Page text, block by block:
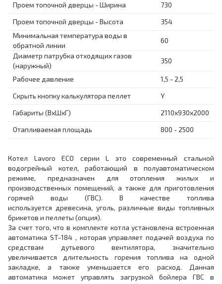
Проем топочной дверцы - Ширина
730
Проем топочной дверцы - Высота
354
Минимальная температура воды в
обратной линии
60
Диаметр патрубка отходящих газов
(наружный)
350
Рабочее давление
1,5 - 2,5
Скрыть кнопку калькулятора пеллет
Y
Габариты (ВхШхГ)
2110x930x2000
Отапливаемая площадь
800 - 2500
Котел Lavoro ECO серии L это современный стальной
водогрейный котел, работающий в полуавтоматическом
режиме, предназначен для отопления жилых и
производственных помещений, а также для приготовления
горячей воды (ГВС). В качестве топлива
используется древесина, уголь, различные виды топливных
брикетов и пеллеты (опция).
За счет того, что в комплекте котла установлена встроенная
автоматика ST-184 , которая управляет подачей воздуха по
средствам дутьевого вентилятора, значительно
увеличивается длительность горения топлива на одной
закладке, а также уменьшается его расход. Данная
автоматика может управлять загрузкой бойлера ГВС в